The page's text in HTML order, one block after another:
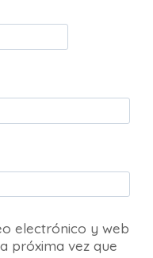
electrónico y web
próxima vez que